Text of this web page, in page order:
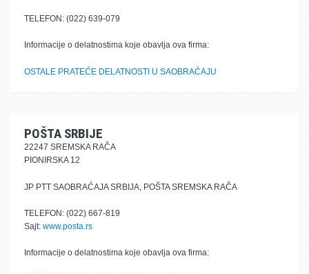
TELEFON: (022) 639-079
Informacije o delatnostima koje obavlja ova firma:
OSTALE PRATEĆE DELATNOSTI U SAOBRAĆAJU
POŠTA SRBIJE
22247 SREMSKA RAČA
PIONIRSKA 12
JP PTT SAOBRAĆAJA SRBIJA, POŠTA SREMSKA RAČA
TELEFON: (022) 667-819
Sajt: www.posta.rs
Informacije o delatnostima koje obavlja ova firma: